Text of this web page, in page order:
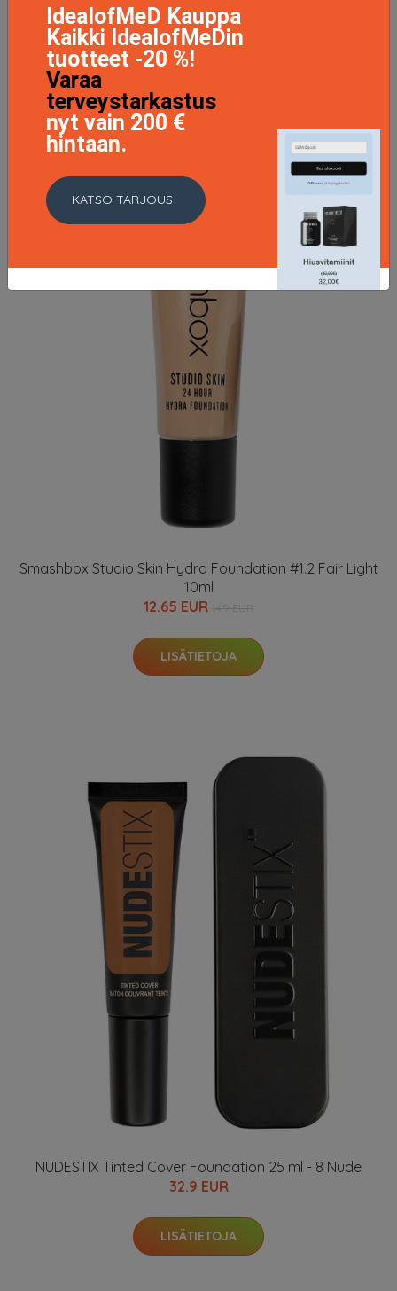
16.9 EUR
LISÄTIETOJA
Smashbox Studio Skin Hydra Foundation #1.2 Fair Light
10ml
12.65 EUR
LISÄTIETOJA
NUDESTIX Tinted Cover Foundation 25 ml - 8 Nude
32.9 EUR
LISÄTIETOJA
IdealofMeD Kauppa
Kaikki IdealofMeDin
tuotteet -20 %!
Varaa
terveystarkastus
nyt vain 200 €
hintaan.
KATSO TARJOUS